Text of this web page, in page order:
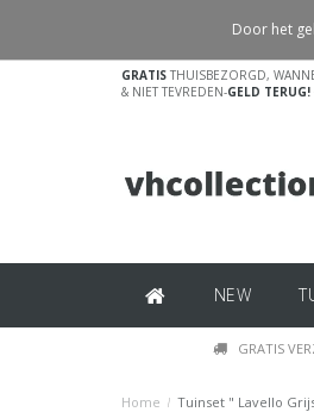
GRATIS THUISBEZORGD,
& NIET TEVREDEN-GELD TERUG!
NEW
GRATIS
Home / Tuinset " Lavello
Door het